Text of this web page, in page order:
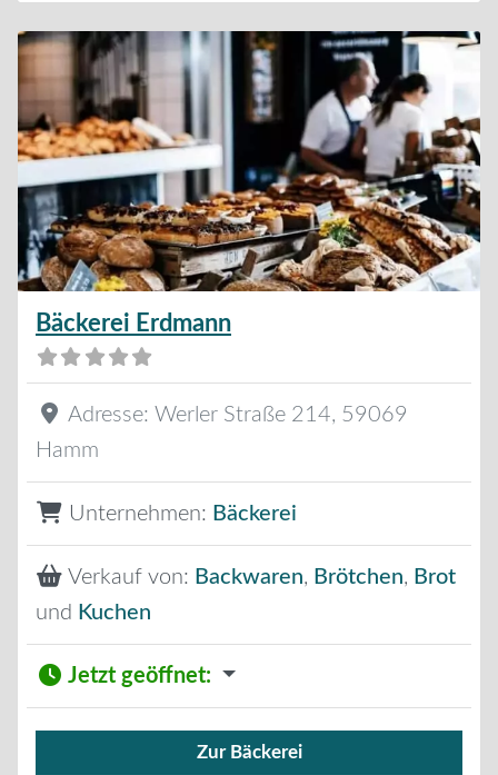
Bäckerei Erdmann
Adresse: Werler Straße 214, 59069
Hamm
Unternehmen: Bäckerei
Verkauf von: Backwaren, Brötchen, Brot
und Kuchen
Jetzt geöffnet:
Verkauf von Brötchen,
Zur Bäckerei